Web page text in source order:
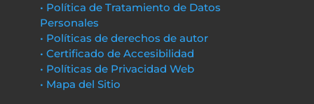
• Política de Tratamiento de Datos
Personales
• Políticas de derechos de autor
• Certificado de Accesibilidad
• Políticas de Privacidad Web
• Mapa del Sitio